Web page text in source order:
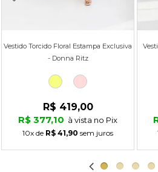
Vestido Torcido Floral Estampa Exclusiva
- Donna Ritz
R$ 419,00
R$ 377,10 à vista no Pix
10x de R$ 41,90 sem juros